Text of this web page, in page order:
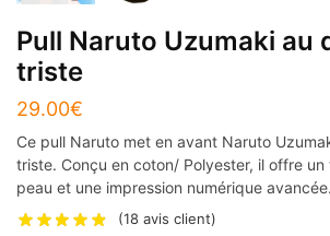
Pull Naruto Uzumaki au
triste
29.00€
Ce pull Naruto met en avant Naruto
triste. Conçu en coton/ Polyester, il offre un
peau et une impression numérique avancée.
(18 avis client)